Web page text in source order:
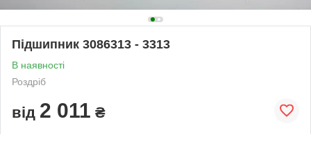
Підшипник 3086313 - 3313
В наявності
Роздріб
від 2 011 ₴